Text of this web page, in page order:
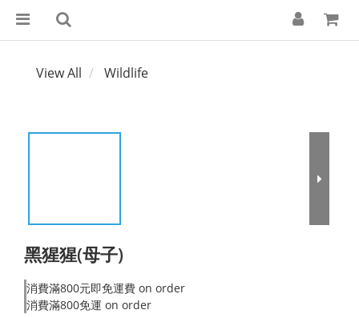
View All Wildlife
黑猩猩(母子)
消費滿800元即免運費 on order
消費滿800免運 on order